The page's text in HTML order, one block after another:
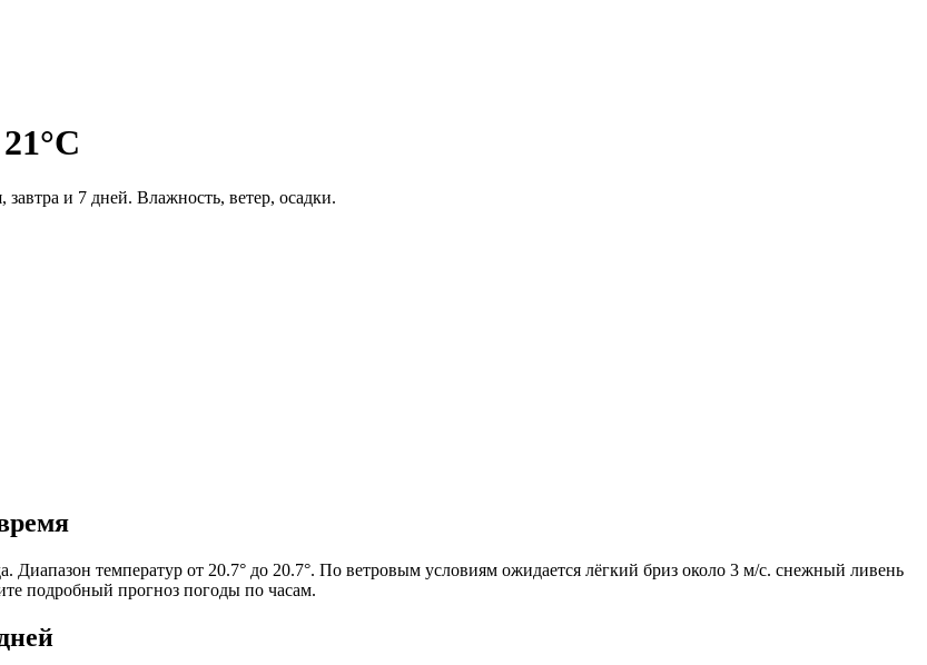
и 7 дней. Влажность, ветер, осадки.
Диапазон температур от 20.7° до 20.7°. По ветровым условиям ожидается лёгкий бриз около 3 м/с. снежный ливень
подробный прогноз погоды по часам.